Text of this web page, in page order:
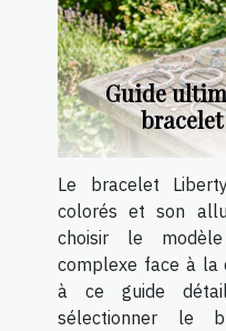
Guide
Le bracelet
colorés et son
choisir le
complexe face à la
à ce guide
sélectionner le